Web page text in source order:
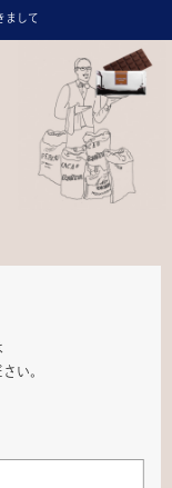
まして
い。